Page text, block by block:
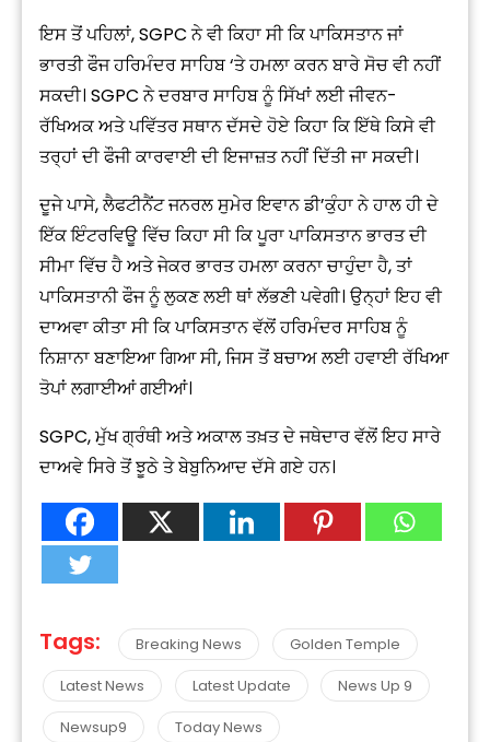
ਇਸ ਤੋਂ ਪਹਿਲਾਂ, SGPC ਨੇ ਵੀ ਕਿਹਾ ਸੀ ਕਿ ਪਾਕਿਸਤਾਨ ਜਾਂ
ਭਾਰਤੀ ਫੌਜ ਹਰਿਮੰਦਰ ਸਾਹਿਬ ‘ਤੇ ਹਮਲਾ ਕਰਨ ਬਾਰੇ ਸੋਚ ਵੀ ਨਹੀਂ
ਸਕਦੀ। SGPC ਨੇ ਦਰਬਾਰ ਸਾਹਿਬ ਨੂੰ ਸਿੱਖਾਂ ਲਈ ਜੀਵਨ-
ਰੱਖਿਅਕ ਅਤੇ ਪਵਿੱਤਰ ਸਥਾਨ ਦੱਸਦੇ ਹੋਏ ਕਿਹਾ ਕਿ ਇੱਥੇ ਕਿਸੇ ਵੀ
ਤਰ੍ਹਾਂ ਦੀ ਫੌਜੀ ਕਾਰਵਾਈ ਦੀ ਇਜਾਜ਼ਤ ਨਹੀਂ ਦਿੱਤੀ ਜਾ ਸਕਦੀ।
ਦੂਜੇ ਪਾਸੇ, ਲੈਫਟੀਨੈਂਟ ਜਨਰਲ ਸੁਮੇਰ ਇਵਾਨ ਡੀ’ਕੁੰਹਾ ਨੇ ਹਾਲ ਹੀ ਦੇ
ਇੱਕ ਇੰਟਰਵਿਊ ਵਿੱਚ ਕਿਹਾ ਸੀ ਕਿ ਪੂਰਾ ਪਾਕਿਸਤਾਨ ਭਾਰਤ ਦੀ
ਸੀਮਾ ਵਿੱਚ ਹੈ ਅਤੇ ਜੇਕਰ ਭਾਰਤ ਹਮਲਾ ਕਰਨਾ ਚਾਹੁੰਦਾ ਹੈ, ਤਾਂ
ਪਾਕਿਸਤਾਨੀ ਫੌਜ ਨੂੰ ਲੁਕਣ ਲਈ ਥਾਂ ਲੱਭਣੀ ਪਵੇਗੀ। ਉਨ੍ਹਾਂ ਇਹ ਵੀ
ਦਾਅਵਾ ਕੀਤਾ ਸੀ ਕਿ ਪਾਕਿਸਤਾਨ ਵੱਲੋਂ ਹਰਿਮੰਦਰ ਸਾਹਿਬ ਨੂੰ
ਨਿਸ਼ਾਨਾ ਬਣਾਇਆ ਗਿਆ ਸੀ, ਜਿਸ ਤੋਂ ਬਚਾਅ ਲਈ ਹਵਾਈ ਰੱਖਿਆ
ਤੋਪਾਂ ਲਗਾਈਆਂ ਗਈਆਂ।
SGPC, ਮੁੱਖ ਗ੍ਰੰਥੀ ਅਤੇ ਅਕਾਲ ਤਖ਼ਤ ਦੇ ਜਥੇਦਾਰ ਵੱਲੋਂ ਇਹ ਸਾਰੇ
ਦਾਅਵੇ ਸਿਰੇ ਤੋਂ ਝੂਠੇ ਤੇ ਬੇਬੁਨਿਆਦ ਦੱਸੇ ਗਏ ਹਨ।
Tags: Breaking News
Golden Temple
Latest News
Latest Update
News Up 9
Newsup9
Today News